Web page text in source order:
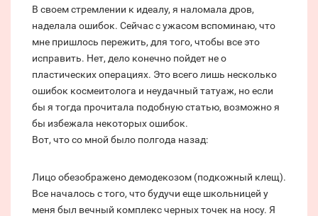
В своем стремлении к идеалу, я наломала дров,
наделала ошибок. Сейчас с ужасом вспоминаю, что
мне пришлось пережить, для того, чтобы все это
исправить. Нет, дело конечно пойдет не о
пластических операциях. Это всего лишь несколько
ошибок космеитолога и неудачный татуаж, но если
бы я тогда прочитала подобную статью, возможно я
бы избежала некоторых ошибок.
Вот, что со мной было полгода назад:
Лицо обезображено демодекозом (подкожный клещ).
Все началось с того, что будучи еще школьницей у
меня был вечный комплекс черных точек на носу. Я